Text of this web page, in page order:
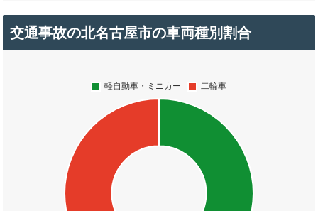
交通事故の北名古屋市の車両種別割合